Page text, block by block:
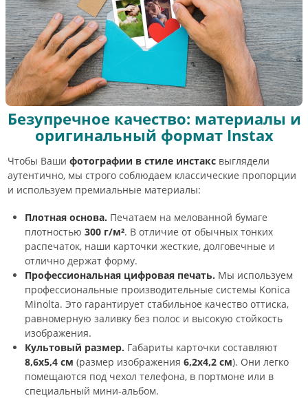
Безупречное качество: материалы и
оригинальный формат Instax
Чтобы Ваши фотографии в стиле инстакс выглядели
аутентично, мы строго соблюдаем классические пропорции
и используем премиальные материалы:
Плотная основа. Печатаем на мелованной бумаге
плотностью 300 г/м². В отличие от обычных тонких
распечаток, наши карточки жесткие, долговечные и
отлично держат форму.
Профессиональная цифровая печать. Мы используем
профессиональные производительные системы Konica
Minolta. Это гарантирует стабильное качество оттиска,
равномерную заливку без полос и высокую стойкость
изображения.
Культовый размер. Габариты карточки составляют
8,6х5,4 см (размер изображения 6,2х4,2 см). Они легко
помещаются под чехол телефона, в портмоне или в
специальный мини-альбом.